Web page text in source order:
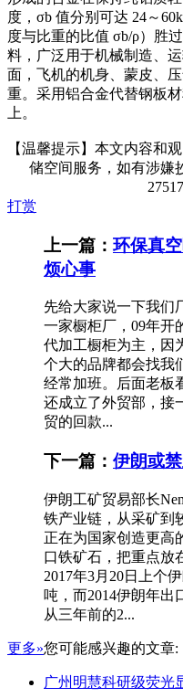
度，σb 值分别可达 24～
度与比重的比值 σb/ρ）胜
料，广泛用于机械制造、
面，飞机的机身、蒙皮、
重。采用铝合金代替钢板
上。
【温馨提示】本文内容和
储空间服务，如有涉嫌
打赏
上一篇：环保真
烦心事
先给大家说一下我们
一家橱柜厂，09年开
代加工橱柜为主，因
个大的品牌都会找我
经常加班。后面老板
还成立了外贸部，接
贸的回款...
下一篇： 伊朗或
伊朗工矿贸易部长
铁产业链，从采矿到
正在为国家创造更高
口铁矿石，把重
2017年3月20日上个
吨，而2014伊朗年出
从三年前的2...
更多»您可能感兴趣的文章:
广州明慧科研级荧光